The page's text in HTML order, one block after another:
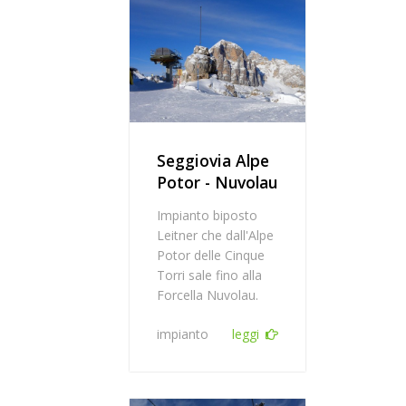
Seggiovia Alpe
Potor - Nuvolau
Impianto biposto
Leitner che dall'Alpe
Potor delle Cinque
Torri sale fino alla
Forcella Nuvolau.
impianto leggi